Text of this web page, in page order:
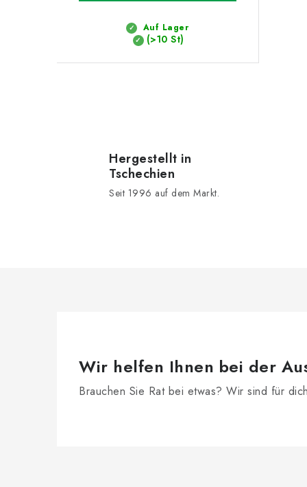
Auf Lager
(>10 St)
Hergestellt in
Tschechien
Seit 1996 auf dem Markt.
Wir helfen Ihnen bei der
Brauchen Sie Rat bei etwas? Wir sind für